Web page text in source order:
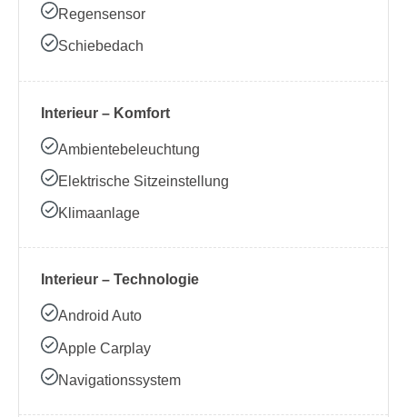
Regensensor
Schiebedach
Interieur – Komfort
Ambientebeleuchtung
Elektrische Sitzeinstellung
Klimaanlage
Interieur – Technologie
Android Auto
Apple Carplay
Navigationssystem